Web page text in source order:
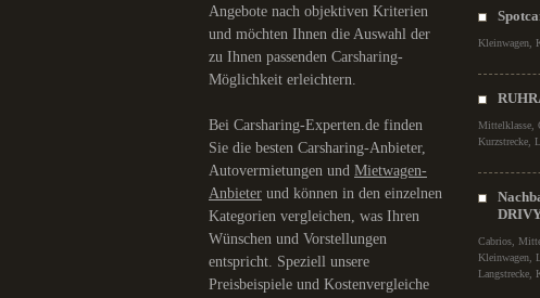
Angebote nach objektiven Kriterien
und möchten Ihnen die Auswahl der
zu Ihnen passenden Carsharing-
Möglichkeit erleichtern.
Bei Carsharing-Experten.de finden
Sie die besten Carsharing-Anbieter,
Autovermietungen und Mietwagen-
Anbieter und können in den einzelnen
Kategorien vergleichen, was Ihren
Wünschen und Vorstellungen
entspricht. Speziell unsere
Preisbeispiele und Kostenvergleiche
Kleinwagen,
Mittelklasse,
Kurzstrecke,
Cabrios,
Kleinwagen,
Langstrecke,